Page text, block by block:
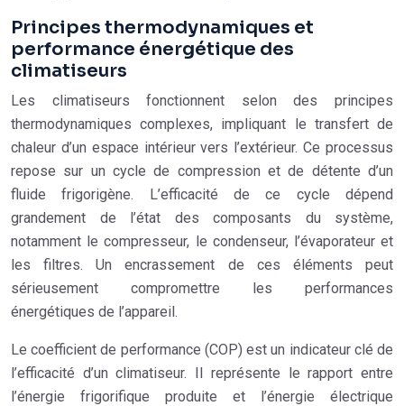
Principes thermodynamiques et
performance énergétique des
climatiseurs
Les climatiseurs fonctionnent selon des principes
thermodynamiques complexes, impliquant le transfert de
chaleur d’un espace intérieur vers l’extérieur. Ce processus
repose sur un cycle de compression et de détente d’un
fluide frigorigène. L’efficacité de ce cycle dépend
grandement de l’état des composants du système,
notamment le compresseur, le condenseur, l’évaporateur et
les filtres. Un encrassement de ces éléments peut
sérieusement compromettre les performances
énergétiques de l’appareil.
Le coefficient de performance (COP) est un indicateur clé de
l’efficacité d’un climatiseur. Il représente le rapport entre
l’énergie frigorifique produite et l’énergie électrique